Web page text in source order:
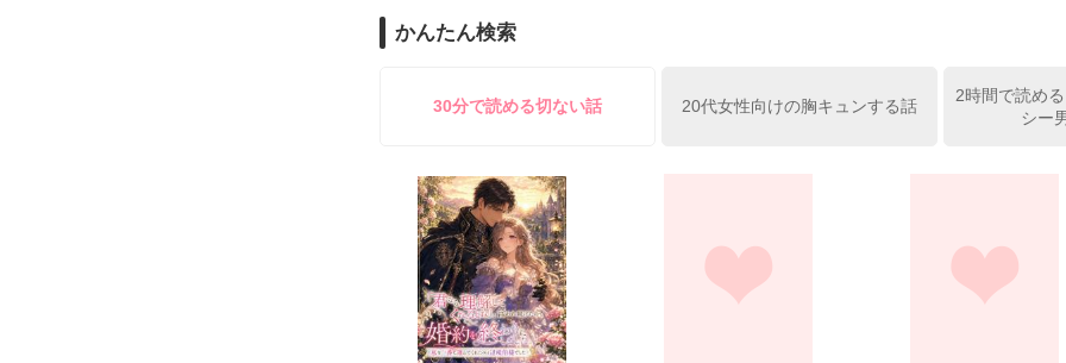
雪瀬鷹哉（29）が『──俺と結婚してくれないか』といきなりプロポーズをしてきた上
鷹哉『宜しくな、俺の雛子』🦅
シゴデキで冷徹な上司が見せる素顔は、なぜか想像以上に甘くて……🐥💓🦅
※表紙も作中使用の画像も全てフリー素材です。
※執筆期間2026.6.3〜7.20完結です。
※他サイトさんにて恋愛トレンド1位でした〜良かったら読んで頂けると嬉しいです。
かんたん検索
30分で読める切ない話 20代女性向けの胸キュンする話
2時間で読め
シー